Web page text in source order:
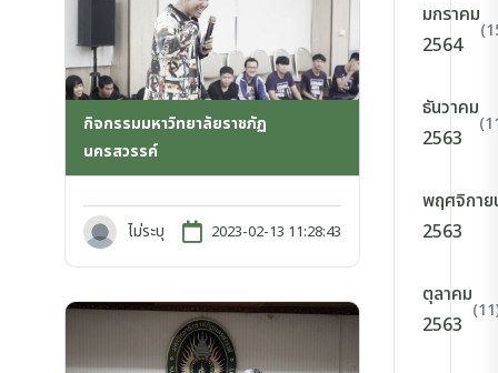
กิจกรรมมหาวิทยาลัยราชภัฏ
นครสวรรค์
ไม่ระบุ 2023-02-13 11:28:43
มกราคม
2564
ธันวาคม
2563
พฤศจิกาย
2563
ตุลาคม
2563